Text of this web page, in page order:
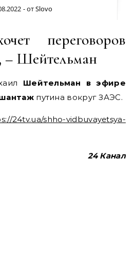
- отSlovo
переговоров
– Шейтельман
Шейтельман в эфире
путина вокруг ЗАЭС.
24tv.ua/shho-vidbuvayetsya-
24 Канал